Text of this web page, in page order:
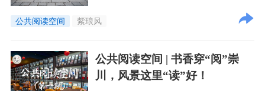
公共阅读空间 紫琅风
公共阅读空间 | 书香穿“阅”崇
川，风景这里“读”好！